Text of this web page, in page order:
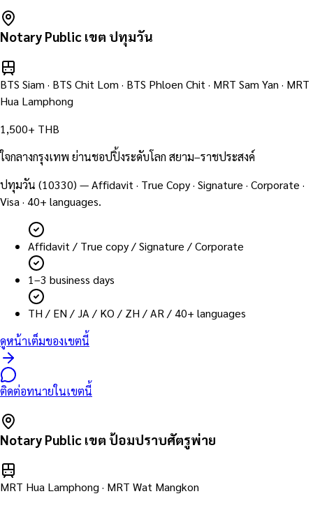
Notary Public เขต ปทุมวัน
BTS Siam · BTS Chit Lom · BTS Phloen Chit · MRT Sam Yan · MRT
Hua Lamphong
1,500+ THB
ใจกลางกรุงเทพ ย่านชอปปิ้งระดับโลก สยาม–ราชประสงค์
ปทุมวัน (10330) — Affidavit · True Copy · Signature · Corporate ·
Visa · 40+ languages.
Affidavit / True copy / Signature / Corporate
1–3 business days
TH / EN / JA / KO / ZH / AR / 40+ languages
ดูหน้าเต็มของเขตนี้
ติดต่อทนายในเขตนี้
Notary Public เขต ป้อมปราบศัตรูพ่าย
MRT Hua Lamphong · MRT Wat Mangkon